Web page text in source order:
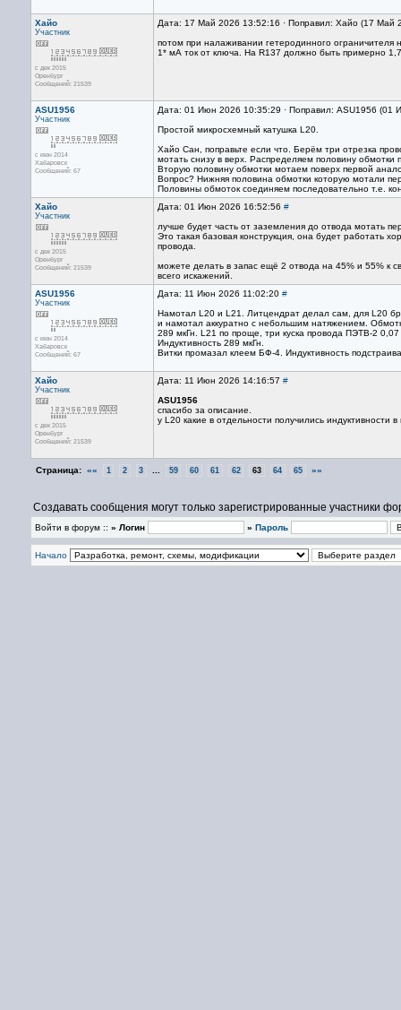
Хайо
Участник
с дек 2015
Оренбург
Сообщений: 21539
Дата: 17 Май 2026 13:52:16 · Поправил: Хайо (17 Май
потом при налаживании гетеродинного
1* мА ток от ключа. На R137 должно быть примерно
ASU1956
Участник
с июн 2014
Хабаровск
Сообщений: 67
Дата: 01 Июн 2026 10:35:29 · Поправил: ASU1956 (01
Простой микросхемный катушка L20.
Хайо Сан, поправьте если что. Берём три отрезка
мотать снизу в верх. Распределяем половину обмотки
Вторую половину обмотки мотаем поверх первой
Вопрос? Нижняя половина обмотки которую мотали
Половины обмоток соединяем последовательно т.е.
Хайо
Участник
с дек 2015
Оренбург
Сообщений: 21539
Дата: 01 Июн 2026 16:52:56 #
лучше будет часть от заземления до отвода мотать
Это такая базовая конструкция, она будет работать
провода.
можете делать в запас ещё 2 отвода на 45% и 55% к
всего искажений.
ASU1956
Участник
с июн 2014
Хабаровск
Сообщений: 67
Дата: 11 Июн 2026 11:02:20 #
Намотал L20 и L21. Литцендрат делал сам, для L20
и намотал аккуратно с небольшим натяжением.
289 мкГн. L21 по проще, три куска провода ПЭТВ-2
Индуктивность 289 мкГн.
Витки промазал клеем БФ-4. Индуктивность
Хайо
Участник
с дек 2015
Оренбург
Сообщений: 21539
Дата: 11 Июн 2026 14:16:57 #
ASU1956
спасибо за описание.
у L20 какие в отдельности получились индуктивности
Страница: «« 1 2 3 59 60 61 62 63 64 65 »»
Создавать сообщения могут только зарегистрированные участники
Войти в форум :: » Логин » Пароль
Начало